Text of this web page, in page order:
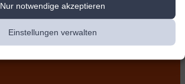
Nur notwendige akzeptieren
Einstellungen verwalten